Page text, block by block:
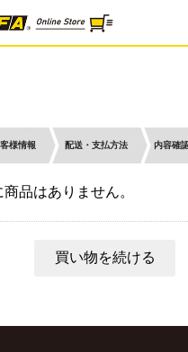
様情報 配送・支払方法 内容確
品はありません。